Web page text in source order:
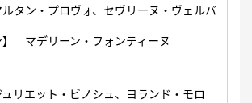
タン・プロヴォ、セヴリーヌ・ヴェルバ
】 マデリーン・フォンティーヌ
リエット・ビノシュ、ヨランド・モロ